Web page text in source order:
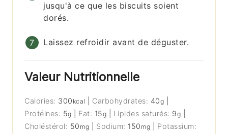
jusqu'à ce que les biscuits soient
dorés.
Laissez refroidir avant de déguster.
Valeur Nutritionnelle
Calories: 300 kcal Carbohydrates: 40g
Protéines: 5g Fat: 15g Lipides saturés: 9g
Choléstérol: 50 mg Sodium: 150 mg
Potassium: